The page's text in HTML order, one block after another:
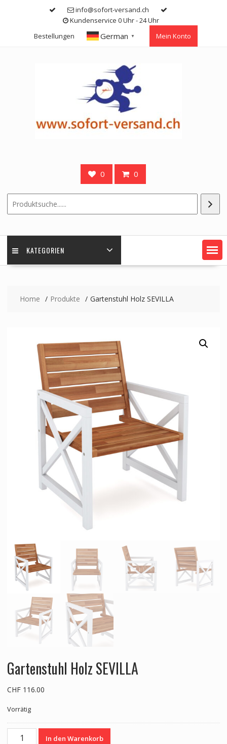
info@sofort-versand.ch
Kundenservice 0 Uhr - 24 Uhr
Bestellungen
German ▼ Mein Konto
0 0
KATEGORIEN
Home Produkte Gartenstuhl Holz SEVILLA
Gartenstuhl Holz SEVILLA
CHF116.00
Vorrätig
Gartenstuhl
In den Warenkorb